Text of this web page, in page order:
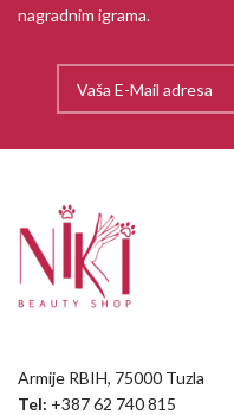
nagradnim igrama.
Armije RBIH, 75000 Tuzla
Tel: +387 62 740 815